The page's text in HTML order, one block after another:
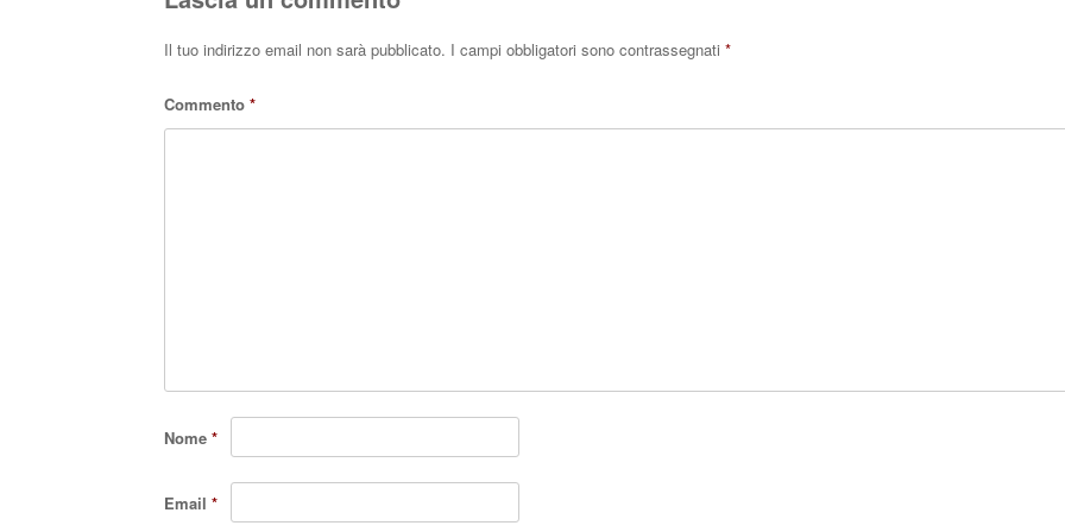
Il tuo indirizzo email non sarà pubblicato. I campi obbligatori sono contrassegnati *
Commento *
Nome *
Email *